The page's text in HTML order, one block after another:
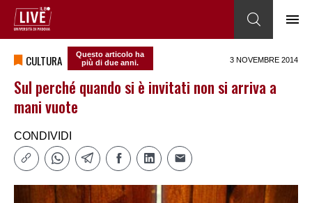
CULTURA
Questo articolo ha
più di due anni.
3 NOVEMBRE 2014
Sul perché quando si è invitati non si arriva a
mani vuote
CONDIVIDI